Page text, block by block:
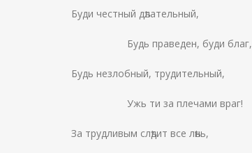
Буди честный дѣлательный,
Будь праведен, буди благ,
Будь незлобный, трудительный,
Ужь ти за плечами враг!
За трудливым слѣдит все лѣнь,